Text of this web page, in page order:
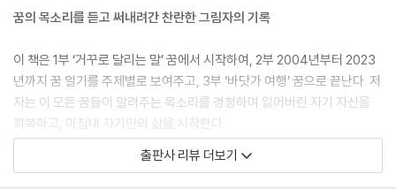
고 있는 것이라고 설명했다. 우리를 움직이는 것, 우리 속에서 우리도 모르
게 소리 지르고 우리를 놀라게 만드는 것, 우리가 우리의 의지와 다르게 말
하고 행동하고 생각한 후, 사죄하고 후회하고 자책하고 죄책감을 느끼게
만드는 바로 그것이 콤플렉스다. 프로이트는 충분히 깊이 꿈을 분석해 들
어가면 항상 그 사람에게 제일 문제가 되는 부분을 대면하게 된다고 말했
다. 꿈은 바로 그 지점까지 나를 이끌어주었다.
--- p.27
꿈의 목소리를 듣고 써내려간 찬란한 그림자의 기록
이 책은 1부 ‘거꾸로 달리는 말’ 꿈에서 시작하여, 2부 2004년부터 2023
년까지 꿈 일기를 주제별로 보여주고, 3부 ‘바닷가 여행’ 꿈으로 끝난다. 저
자는 이 모든 꿈들이 알려주는 목소리를 경청하며 잃어버린 자기 자신을
회복하고, 마침내 자기만의 삶을 시작한다.
이 책에서 가장 중요한 꿈은 ‘거꾸로 달리는 말’이다. 꿈속에서 저자가 혜화
출판사 리뷰 더보기